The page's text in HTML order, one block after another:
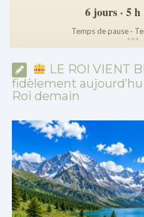
6 jours · 5 h
Temps de pause ·
***
LE ROI VIENT
fidèlement
Roi demain